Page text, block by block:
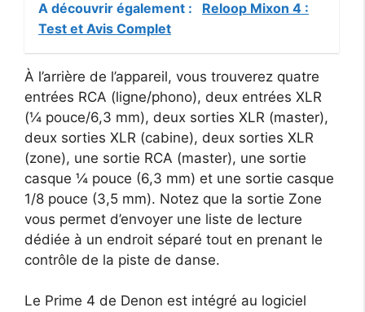
A découvrir également :
Reloop Mixon 4 :
Test et Avis Complet
À l’arrière de l’appareil, vous trouverez quatre
entrées RCA (ligne/phono), deux entrées XLR
(¼ pouce/6,3 mm), deux sorties XLR (master),
deux sorties XLR (cabine), deux sorties XLR
(zone), une sortie RCA (master), une sortie
casque ¼ pouce (6,3 mm) et une sortie casque
1/8 pouce (3,5 mm). Notez que la sortie Zone
vous permet d’envoyer une liste de lecture
dédiée à un endroit séparé tout en prenant le
contrôle de la piste de danse.
Le Prime 4 de Denon est intégré au logiciel